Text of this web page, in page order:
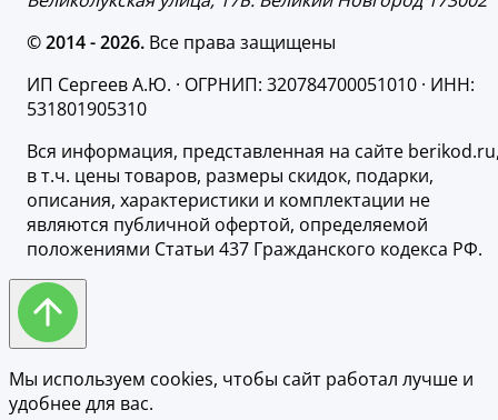
© 2014 - 2026. Все права защищены
ИП Сергеев А.Ю. · ОГРНИП: 320784700051010 · ИНН:
531801905310
Вся информация, представленная на сайте
в т.ч. цены товаров, размеры скидок, подарки,
описания, характеристики и комплектации не
являются публичной офертой, определяемой
положениями Статьи 437 Гражданского кодекса РФ.
Мы используем cookies, чтобы сайт работал лучше и
удобнее для вас.